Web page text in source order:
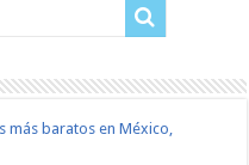
más baratos en México,